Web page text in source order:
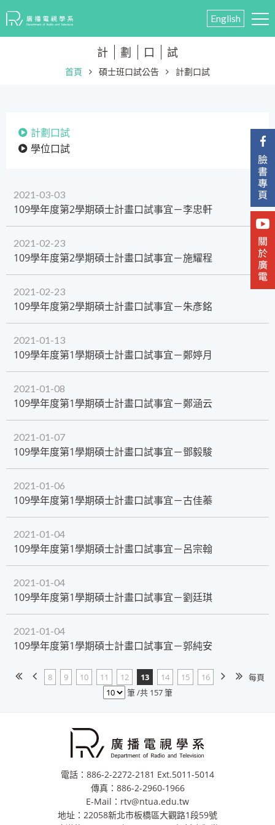
English
計 劃 口 試
首頁 碩士班口試公告 計劃口試
計劃口試
學位口試
2021-03-03
​109學年度第2學期碩士計畫口試事宜－李忠軒
2021-02-23
109學年度第2學期碩士計畫口試事宜－施耀程
2021-02-23
109學年度第2學期碩士計畫口試事宜－朱彥銘
2021-01-13
​109學年度第1學期碩士計畫口試事宜－鄭婷月
2021-01-08
109學年度第1學期碩士計畫口試事宜－鄭涵云
2021-01-07
​109學年度第1學期碩士計畫口試事宜－鄧毅駿
2021-01-06
​109學年度第1學期碩士計畫口試事宜－古佳蓁
2021-01-04
​109學年度第1學期碩士計畫口試事宜－呂宗翰
2021-01-04
109學年度第1學期碩士計畫口試事宜－劉廷琪
2021-01-04
109學年度第1學期碩士計畫口試事宜－郭純安
8 9 10 11 12 13 14 15 16
每頁
筆 /共 157 筆
電話：886-2-2272-2181 Ext.5011-5014
傳真：886-2-2960-1966
E-Mail：rtv@ntua.edu.tw
地址：22058新北市板橋區大觀路1段59號